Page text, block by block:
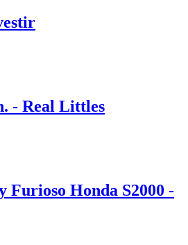
- Real Littles
Furioso Honda S2000 -